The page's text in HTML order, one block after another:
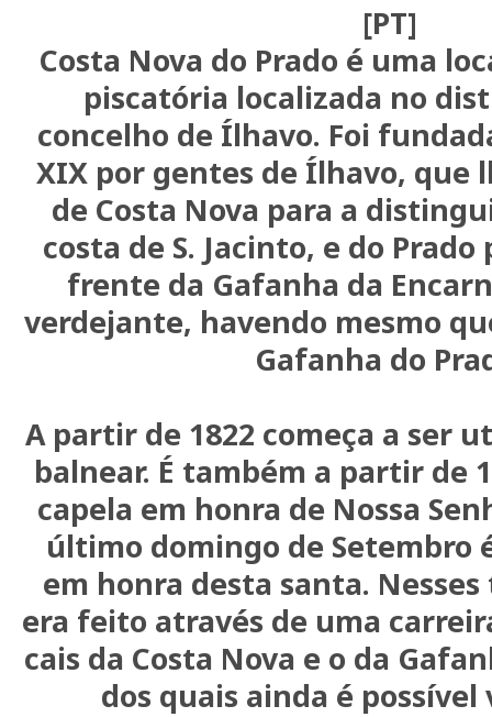
[PT]
Costa Nova do Prado é uma
piscatória localizada no
concelho de Ílhavo. Foi
XIX por gentes de Ílhavo, que
de Costa Nova para a
costa de S. Jacinto, e do
frente da Gafanha da
verdejante, havendo mesmo
Gafanha do
A partir de 1822 começa a ser
balnear. É também a partir de
capela em honra de Nossa
último domingo de Setembro
em honra desta santa. Nesses
era feito através de uma
cais da Costa Nova e o da
dos quais ainda é